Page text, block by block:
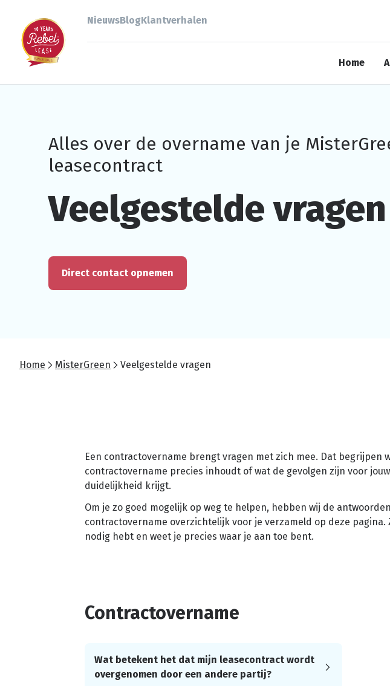
NieuwsBlogKlantverhalen
Home
Alles over de overname van je
leasecontract
Veelgesteldevragen
Direct contact opnemen
Home MisterGreen Veelgestelde vragen
Een contractovername brengt vragen met zich mee. Dat begrijpen
contractovername precies inhoudt of wat de gevolgen zijn voor
duidelijkheid krijgt.
Om je zo goed mogelijk op weg te helpen, hebben wij de
contractovername overzichtelijk voor je verzameld op deze
nodig hebt en weet je precies waar je aan toe bent.
Contractovername
Wat betekent het dat mijn leasecontract wordt
overgenomen door een andere partij?